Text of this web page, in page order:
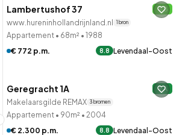
Lambertushof 37 B
www.hureninhollandrijnland.nl 1 bron
Appartement • 68m² • 1988
€ 772 p.m.
8.8 Levendaal-Oost
Geregracht 1A A
Makelaarsgilde REMAX 3 bronnen
Appartement • 90m² • 2004
€ 2.300 p.m.
8.8 Levendaal-Oost